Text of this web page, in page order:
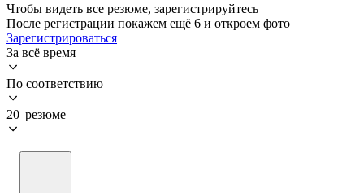
Чтобы видеть все резюме, зарегистрируйтесь
После регистрации покажем ещё 6 и откроем фото
Зарегистрироваться
За всё время
По соответствию
20 резюме